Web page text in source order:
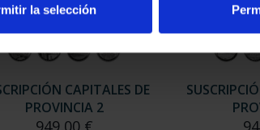
la selección
CAPITALES DE
PROVINCIA 2
949,00 €